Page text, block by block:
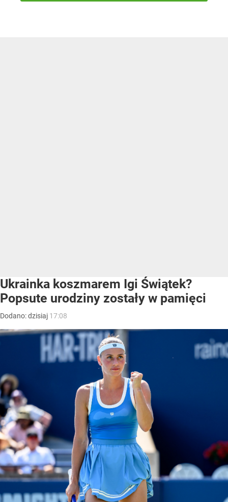
Ukrainka koszmarem Igi Świątek?
Popsute urodziny zostały w pamięci
Dodano:dzisiaj 17:08